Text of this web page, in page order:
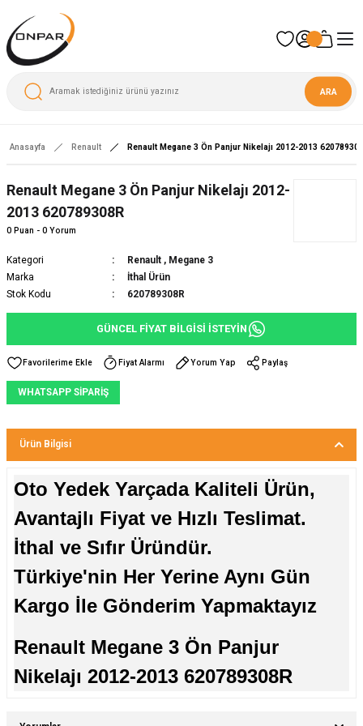
ARA
Anasayfa Renault Renault Megane 3 Ön Panjur Nikelajı 2012-2013
Renault Megane 3 Ön Panjur Nikelajı 2012-
2013 620789308R
0 Puan - 0 Yorum
Kategori Renault , Megane 3
Marka
İthal Ürün
Stok Kodu
620789308R
GÜNCEL FİYAT BİLGİSİ İSTEYİN
Fiyat Alarmı Yorum Yap Paylaş
WHATSAPP SİPARİŞ
Ürün Bilgisi
Oto Yedek Yarçada Kaliteli Ürün,
Avantajlı Fiyat ve Hızlı Teslimat.
İthal ve Sıfır Üründür.
Türkiye'nin Her Yerine Aynı Gün
Kargo İle Gönderim Yapmaktayız
Renault Megane 3 Ön Panjur
Nikelajı 2012-2013 620789308R